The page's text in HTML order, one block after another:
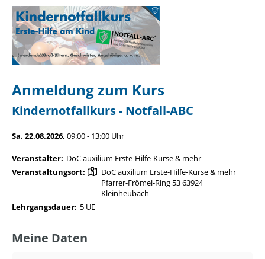
Anmeldung zum Kurs
Kindernotfallkurs - Notfall-ABC
Sa. 22.08.2026, 09:00 - 13:00 Uhr
Veranstalter: DoC auxilium Erste-Hilfe-Kurse & mehr
Veranstaltungsort:
DoC auxilium Erste-Hilfe-Kurse & mehr
Pfarrer-Frömel-Ring 53 63924
Kleinheubach
Lehrgangsdauer: 5 UE
Meine Daten